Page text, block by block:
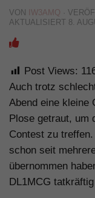
VON IW3AMQ ·
AKTUALISIERT 8.
Post Views:
Auch trotz
Abend eine kleine
Plose getraut, um
Contest zu
schon seit
übernommen
DL1MCG